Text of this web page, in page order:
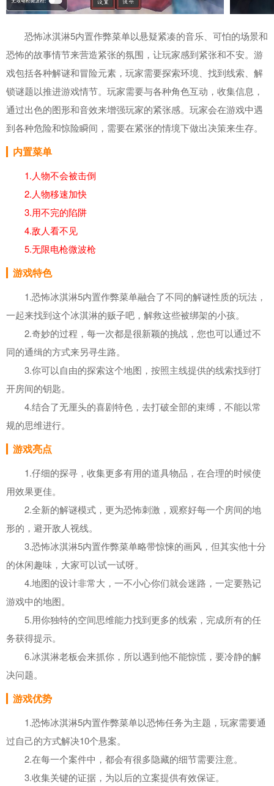
恐怖冰淇淋5内置作弊菜单以悬疑紧凑的音乐、可怕的场景和
恐怖的故事情节来营造紧张的氛围，让玩家感到紧张和不安。游
戏包括各种解谜和冒险元素，玩家需要探索环境、找到线索、解
锁谜题以推进游戏情节。玩家需要与各种角色互动，收集信息，
通过出色的图形和音效来增强玩家的紧张感。玩家会在游戏中遇
到各种危险和惊险瞬间，需要在紧张的情境下做出决策来生存。
内置菜单
1.人物不会被击倒
2.人物移速加快
3.用不完的陷阱
4.敌人看不见
5.无限电枪微波枪
游戏特色
1.恐怖冰淇淋5内置作弊菜单融合了不同的解谜性质的玩法，
一起来找到这个冰淇淋的贩子吧，解救这些被绑架的小孩。
2.奇妙的过程，每一次都是很新颖的挑战，您也可以通过不
同的通缉的方式来另寻生路。
3.你可以自由的探索这个地图，按照主线提供的线索找到打
开房间的钥匙。
4.结合了无厘头的喜剧特色，去打破全部的束缚，不能以常
规的思维进行。
游戏亮点
1.仔细的探寻，收集更多有用的道具物品，在合理的时候使
用效果更佳。
2.全新的解谜模式，更为恐怖刺激，观察好每一个房间的地
形的，避开敌人视线。
3.恐怖冰淇淋5内置作弊菜单略带惊悚的画风，但其实他十分
的休闲趣味，大家可以试一试呀。
4.地图的设计非常大，一不小心你们就会迷路，一定要熟记
游戏中的地图。
5.用你独特的空间思维能力找到更多的线索，完成所有的任
务获得提示。
6.冰淇淋老板会来抓你，所以遇到他不能惊慌，要冷静的解
决问题。
游戏优势
1.恐怖冰淇淋5内置作弊菜单以恐怖任务为主题，玩家需要通
过自己的方式解决10个悬案。
2.在每一个案件中，都会有很多隐藏的细节需要注意。
3.收集关键的证据，为以后的立案提供有效保证。